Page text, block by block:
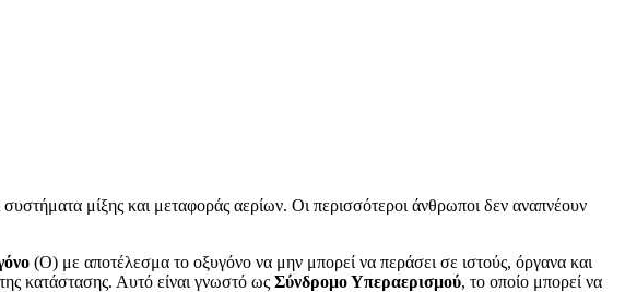
μίξης και μεταφοράς αερίων. Οι περισσότεροι άνθρωποι δεν αναπνέουν
(Ο) με αποτέλεσμα το οξυγόνο να μην μπορεί να περάσει σε ιστούς, όργανα και
κατάστασης. Αυτό είναι γνωστό ως Σύνδρομο Υπεραερισμού, το οποίο μπορεί να